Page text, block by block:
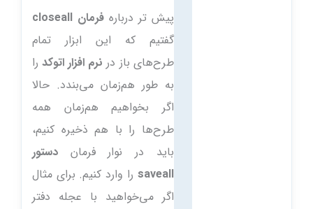
پیش تر دربارهفرمان closeall
گفتیم که این ابزار تمام
طرح‌های باز در نرم افزار اتوکدرا
به طور هم‌زمان می‌بندد. حالا
اگر بخواهیم هم‌زمان همه
طرح‌ها را با هم ذخیره کنیم،
باید در نوار فرماندستور
saveall را وارد کنیم. برای مثال
اگر می‌خواهید با عجله دفتر